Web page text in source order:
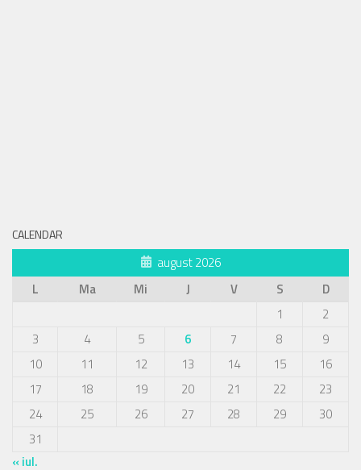
CALENDAR
august 2026
L
Ma Mi J V S
D
1
2
3
4 5 6 7 8
9
10
11 12 13 14 15
16
17
18 19 20 21 22
23
24
25 26 27 28 29
30
31
« iul.